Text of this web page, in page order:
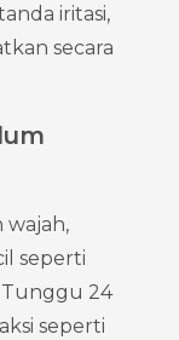
iritasi,
secara
wajah,
seperti
Tunggu 24
seperti